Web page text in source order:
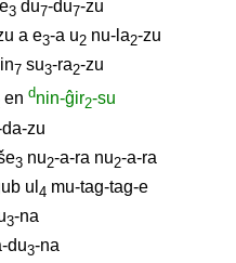
3 du7-du7-zu
a e3-a u2 nu-la2-zu
7 su3-ra2-zu
en dnin-ĝir2-su
zu
3 nu2-a-ra nu2-a-ra
ul 4 mu-tag-tag-e
3-na
du3-na